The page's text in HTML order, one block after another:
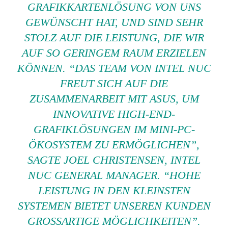
GRAFIKKARTENLÖSUNG VON UNS
GEWÜNSCHT HAT, UND SIND SEHR
STOLZ AUF DIE LEISTUNG, DIE WIR
AUF SO GERINGEM RAUM ERZIELEN
KÖNNEN. “DAS TEAM VON INTEL NUC
FREUT SICH AUF DIE
ZUSAMMENARBEIT MIT ASUS, UM
INNOVATIVE HIGH-END-
GRAFIKLÖSUNGEN IM MINI-PC-
ÖKOSYSTEM ZU ERMÖGLICHEN”,
SAGTE JOEL CHRISTENSEN, INTEL
NUC GENERAL MANAGER. “HOHE
LEISTUNG IN DEN KLEINSTEN
SYSTEMEN BIETET UNSEREN KUNDEN
GROSSARTIGE MÖGLICHKEITEN”.